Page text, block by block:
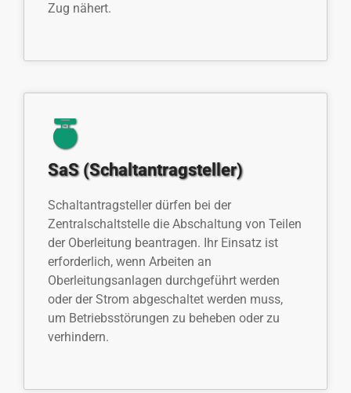
Zug nähert.
SaS (Schaltantragsteller)
Schaltantragsteller dürfen bei der
Zentralschaltstelle die Abschaltung von Teilen
der Oberleitung beantragen. Ihr Einsatz ist
erforderlich, wenn Arbeiten an
Oberleitungsanlagen durchgeführt werden
oder der Strom abgeschaltet werden muss,
um Betriebsstörungen zu beheben oder zu
verhindern.